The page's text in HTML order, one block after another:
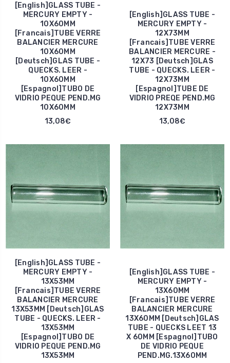
[English]GLASS TUBE -
MERCURY EMPTY -
10X60MM
[Francais]TUBE VERRE
BALANCIER MERCURE
10X60MM
[Deutsch]GLAS TUBE -
QUECKS. LEER -
10X60MM
[Espagnol]TUBO DE
VIDRIO PEQUE PEND.MG
10X60MM
13,08€
[English]GLASS TUBE -
MERCURY EMPTY -
12X73MM
[Francais]TUBE VERRE
BALANCIER MERCURE -
12X73 [Deutsch]GLAS
TUBE - QUECKS. LEER -
12X73MM
[Espagnol]TUBE DE
VIDRIO PREQE PEND.MG
12X73MM
13,08€
[English]GLASS TUBE -
MERCURY EMPTY -
13X53MM
[Francais]TUBE VERRE
BALANCIER MERCURE
13X53MM [Deutsch]GLAS
TUBE - QUECKS. LEER -
13X53MM
[Espagnol]TUBO DE
VIDRIO PEQUE PEND.MG
13X53MM
[English]GLASS TUBE -
MERCURY EMPTY -
13X60MM
[Francais]TUBE VERRE
BALANCIER MERCURE
13X60MM [Deutsch]GLAS
TUBE - QUECKS LEET 13
X 60MM [Espagnol]TUBO
DE VIDRIO PEQUE
PEND.MG.13X60MM